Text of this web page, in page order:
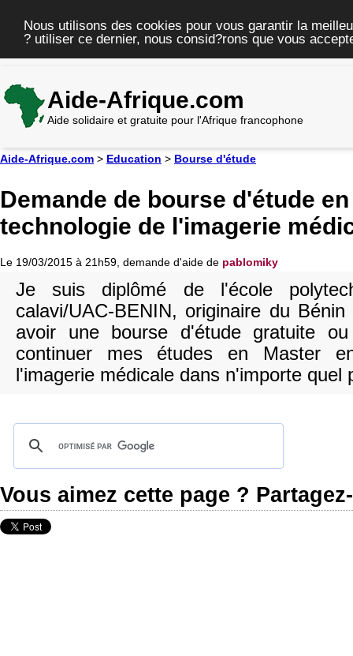
Nous utilisons des cookies pour vous garantir la
? utiliser ce dernier, nous consid?rons que vous
Aide-Afrique.com
Aide solidaire et gratuite pour l'Afrique francophone
Aide-Afrique.com > Education > Bourse d'étude
Demande de bourse d'étude
technologie de l'imagerie
Le 19/03/2015 à 21h59, demande d'aide de pablomiky
Je suis diplômé de l'école
calavi/UAC-BENIN, originaire du
avoir une bourse d'étude gratuite
continuer mes études en Master
l'imagerie médicale dans n'importe quel
Vous aimez cette page ?